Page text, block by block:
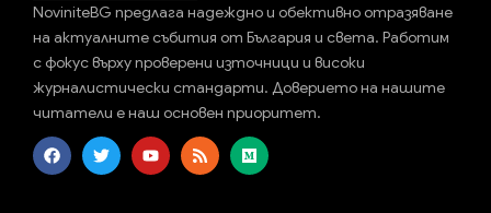
NoviniteBG предлага надеждно и обективно отразяване
на актуалните събития от България и света. Работим
с фокус върху проверени източници и високи
журналистически стандарти. Доверието на нашите
читатели е наш основен приоритет.